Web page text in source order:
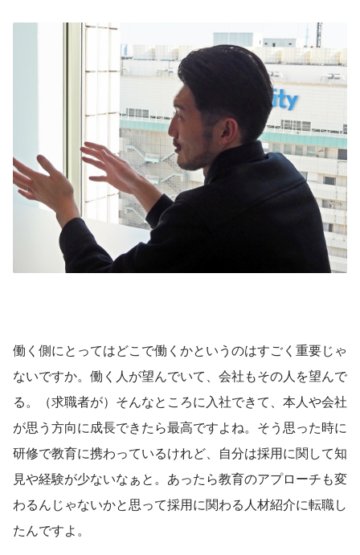
働く側にとってはどこで働くかというのはすごく重要じゃ
ないですか。働く人が望んでいて、会社もその人を望んで
る。（求職者が）そんなところに入社できて、本人や会社
が思う方向に成長できたら最高ですよね。そう思った時に
研修で教育に携わっているけれど、自分は採用に関して知
見や経験が少ないなぁと。あったら教育のアプローチも変
わるんじゃないかと思って採用に関わる人材紹介に転職し
たんですよ。